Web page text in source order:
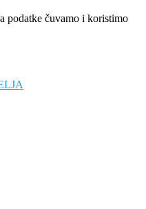
podatke čuvamo i koristimo